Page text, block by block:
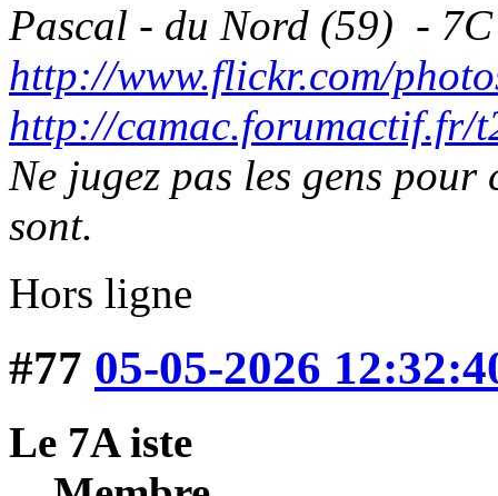
Pascal - du Nord (59) -
http://www.flickr.com/
http://
Ne jugez pas les gens
sont.
Hors ligne
#77 05-05-2026
Le 7A iste